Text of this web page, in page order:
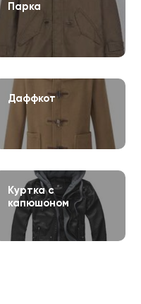
Парка
Даффкот
Куртка с
капюшоном